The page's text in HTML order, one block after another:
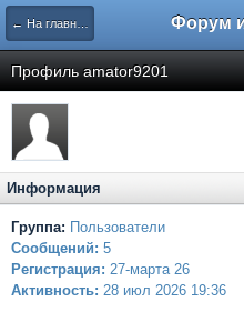
← На главную
Профиль amator9201
Информация
Группа: Пользователи
Сообщений: 5
Регистрация: 27-марта 26
Активность: 28 июл 2026 19:36